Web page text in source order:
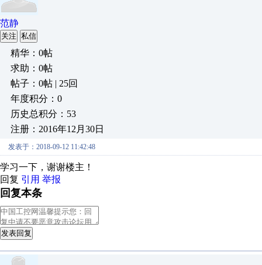
范静
关注 私信
精华：0帖
求助：0帖
帖子：0帖 | 25回
年度积分：0
历史总积分：53
注册：2016年12月30日
发表于：2018-09-12 11:42:48
学习一下，谢谢楼主！
回复 引用 举报
回复本条
发表回复